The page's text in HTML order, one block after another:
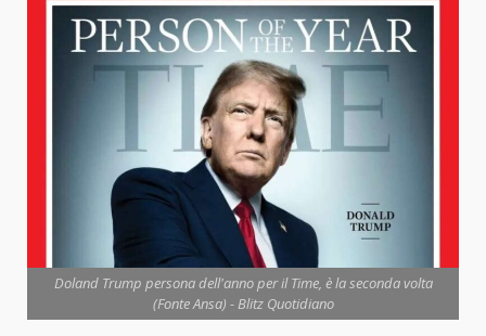
Doland Trump persona dell'anno per il Time, è la seconda volta
(Fonte Ansa) - Blitz Quotidiano